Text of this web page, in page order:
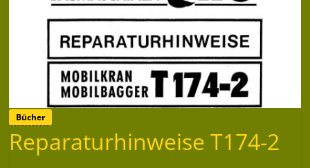
Bücher
Reparaturhinweise T174-2